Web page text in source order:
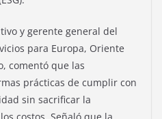
y gerente general del
para Europa, Oriente
comentó que las
prácticas de cumplir con
sin sacrificar la